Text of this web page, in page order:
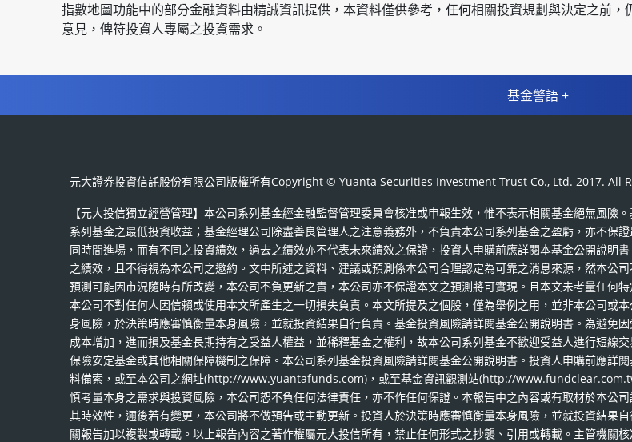
指數地圖功能中的部分金融資料由精誠資訊提供，本資料僅供參考，任何相關投資規劃與決定之前
意見，俾符投資人專屬之投資需求。
基金警語 +
元大證券投資信託股份有限公司版權所有Copyright © Yuanta Securities Investment Trust Co., Ltd. 2017. All
【元大投信獨立經營管理】本公司系列基金經金融監督管理委員會核准或申報生效，惟不表示相關基金絕無風險
系列基金之最低投資收益；基金經理公司除盡善良管理人之注意義務外，不負責本公司系列基金之盈虧，亦不保
同時間進場，而有不同之投資績效，過去之績效亦不代表未來績效之保證，投資人申購前應詳閱本基金公開說明
之績效，且不得視為本公司之邀約。文中所述之資料、建議或預測係本公司合理認定為可靠之消息來源，然本公
預測可能因市況隨時有所改變，本公司不負更新之責，本公司亦不保證本文之預測將可實現。且本文未考量任何
本公司不對任何人因信賴或使用本文所產生之一切損失負責。本文所提及之個股，僅為舉例之用，並非本公司或
身風險，於決策時應審慎衡量本身風險，並就投資結果自行負責。基金投資風險請詳閱基金公開說明書。為避免
成本增加，進而損及基金長期持有之受益人權益，並稀釋基金之權利，故本公司系列基金不歡迎受益人進行短線
保險安定基金或其他相關保障機制之保障。本公司系列基金投資風險請詳閱基金公開說明書。投資人申購前應詳
料備索，或至本公司之網址(http://www.yuantafunds.com)，或至基金資訊觀測站(http://
慎考量本身之需求與投資風險，本公司恕不負任何法律責任，亦不作任何保證。本報告中之內容或有取材於本公
其時效性，邇後若有變更，本公司將不做預告或主動更新。投資人於決策時應審慎衡量本身風險，並就投資結果
關報告加以複製或轉載。以上報告內容之著作權屬元大投信所有，禁止任何形式之抄襲、引用或轉載。主管機關